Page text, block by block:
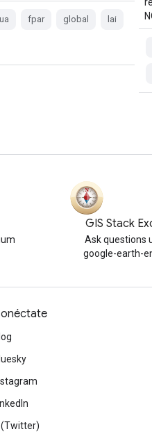
fpar global lai
GIS Stack
Ask questions
google-earth-
(Twitter)